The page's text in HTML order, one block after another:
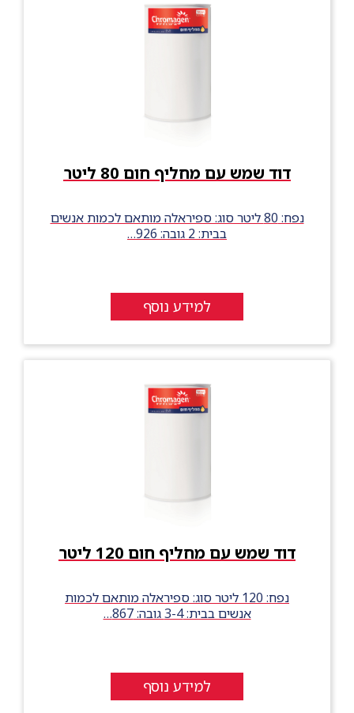
דוד שמש עם מחליף חום 80 ליטר
נפח: 80 ליטר סוג: ספיראלה מותאם לכמות אנשים
בבית: 2 גובה: 926…
למידע נוסף
דוד שמש עם מחליף חום 120 ליטר
נפח: 120 ליטר סוג: ספיראלה מותאם לכמות
אנשים בבית: 3-4 גובה: 867…
למידע נוסף